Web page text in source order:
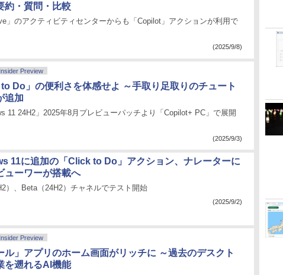
約・質問・比較
」のアクティビティセンターからも「Copilot」アクションが利用で
(2025/9/8)
Preview
to Do」の便利さを体感せよ ～手取り足取りのチュート
追加
11 24H2」2025年8月プレビューパッチより「Copilot+ PC」で展開
(2025/9/3)
11に追加の「Click to Do」アクション、ナレーターに
ューワーが搭載へ
）、Beta（24H2）チャネルでテスト開始
(2025/9/2)
Preview
ル」アプリのホーム画面がリッチに ～過去のデスクト
を遡れるAI機能